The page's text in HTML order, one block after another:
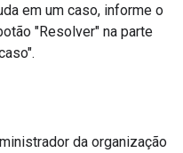
em um caso, informe o
"Resolver" na parte
da organização